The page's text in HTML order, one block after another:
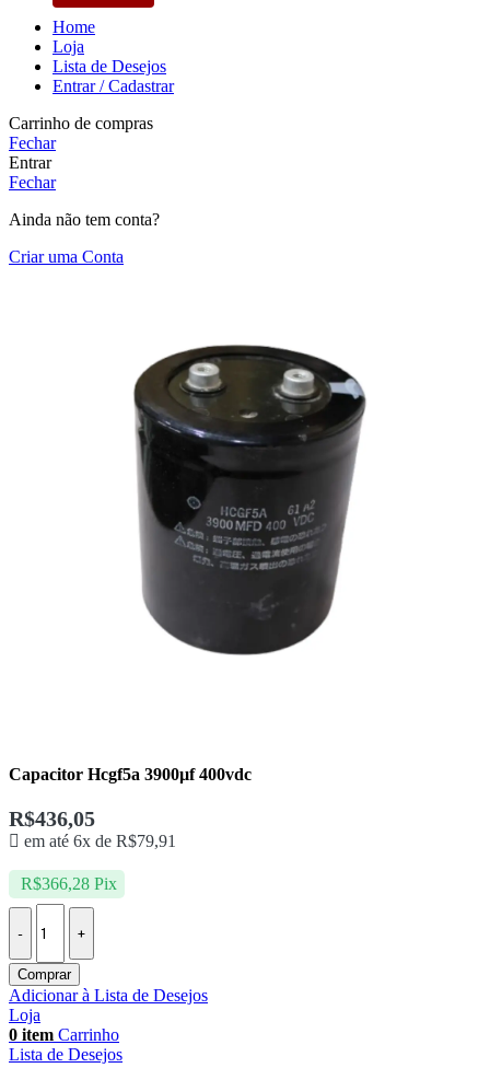
Home
Loja
Lista de Desejos
Entrar / Cadastrar
Carrinho de compras
Fechar
Entrar
Fechar
Ainda não tem conta?
Criar uma Conta
Capacitor Hcgf5a 3900µf 400vdc
R$436,05
em até 6x de R$79,91
R$366,28 Pix
Comprar
Adicionar à Lista de Desejos
Loja
0 item Carrinho
Lista de Desejos